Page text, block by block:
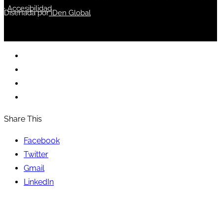
·Accesibilidad
Diseñada poriDen Global
Share This
Facebook
Twitter
Gmail
LinkedIn